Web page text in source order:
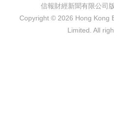
信報財經新聞有限公司
Copyright © 2026 Hong Kong
Limited. All